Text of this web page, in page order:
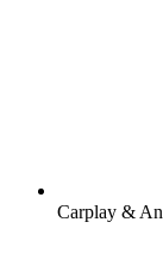
Carplay &